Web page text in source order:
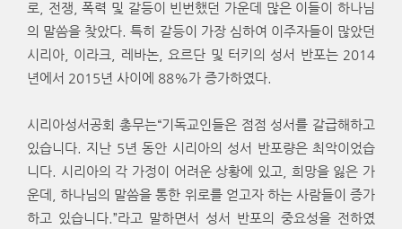
로, 전쟁, 폭력 및 갈등이 빈번했던 가운데 많은 이들이 하나님
의 말씀을 찾았다. 특히 갈등이 가장 심하여 이주자들이 많았던
시리아, 이라크, 레바논, 요르단 및 터키의 성서 반포는 2014
년에서 2015년 사이에 88%가 증가하였다.
시리아성서공회 총무는“기독교인들은 점점 성서를 갈급해하고
있습니다. 지난 5년 동안 시리아의 성서 반포량은 최악이었습
니다. 시리아의 각 가정이 어려운 상황에 있고, 희망을 잃은 가
운데, 하나님의 말씀을 통한 위로를 얻고자 하는 사람들이 증가
하고 있습니다.”라고 말하면서 성서 반포의 중요성을 전하였